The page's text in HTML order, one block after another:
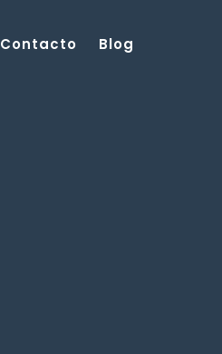
Contacto Blog